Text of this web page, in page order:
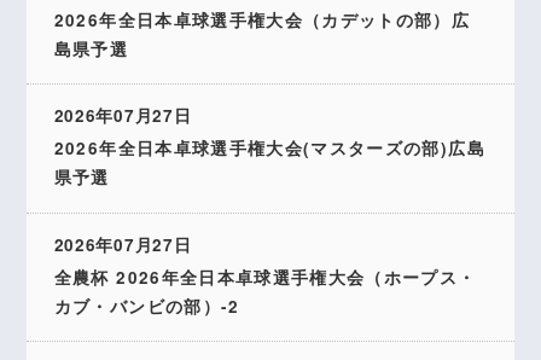
2026年全日本卓球選手権大会（カデットの部）広
島県予選
2026年07月27日
2026年全日本卓球選手権大会(マスターズの部)広島
県予選
2026年07月27日
全農杯 2026年全日本卓球選手権大会（ホープス・
カブ・バンビの部）-2